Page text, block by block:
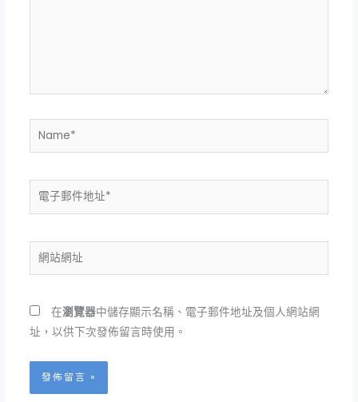
Name*
電
*
址
在瀏覽器中儲存顯示名稱、電子郵件地址及個人網站網
址，以供下次發佈留言時使用。